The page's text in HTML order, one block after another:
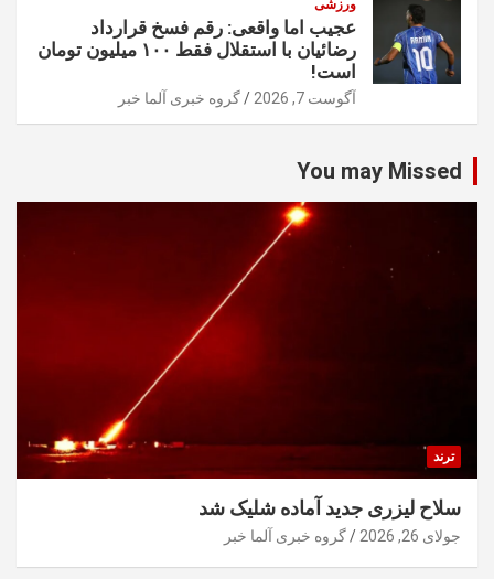
ورزشی
عجیب اما واقعی: رقم فسخ قرارداد
رضائیان با استقلال فقط ۱۰۰ میلیون تومان
است!
آگوست 7, 2026 گروه خبری آلما خبر
You may Missed
ترند
سلاح لیزری جدید آماده شلیک شد
جولای 26, 2026 گروه خبری آلما خبر